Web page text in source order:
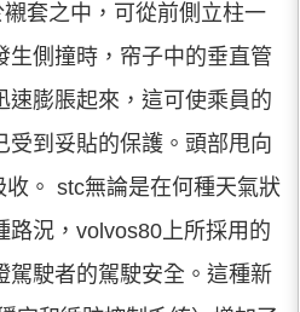
套之中，可從前側立柱一
生側撞時，帘子中的垂直管
速膨脹起來，這可使乘員的
受到妥貼的保護。頭部甩向
。 stc無論是在何種天氣狀
路況，volvos80上所採用的
駕駛者的駕駛安全。這種新